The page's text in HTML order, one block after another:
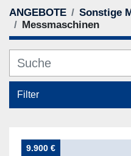
ANGEBOTE
Sonstige
Messmaschinen
Filter
9.900 €